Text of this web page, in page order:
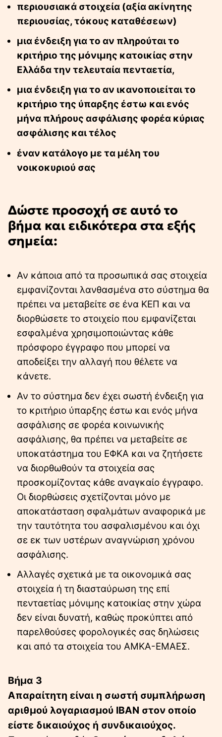
περιουσιακά στοιχεία (αξία ακίνητης
περιουσίας, τόκους καταθέσεων)
μια ένδειξη για το αν πληρούται το
κριτήριο της μόνιμης κατοικίας στην
Ελλάδα την τελευταία πενταετία,
μια ένδειξη για το αν ικανοποιείται το
κριτήριο της ύπαρξης έστω και ενός
μήνα πλήρους ασφάλισης φορέα κύριας
ασφάλισης και τέλος
έναν κατάλογο με τα μέλη του
νοικοκυριού σας
Δώστε προσοχή σε αυτό το
βήμα και ειδικότερα στα εξής
σημεία:
Αν κάποια από τα προσωπικά σας στοιχεία
εμφανίζονται λανθασμένα στο σύστημα θα
πρέπει να μεταβείτε σε ένα ΚΕΠ και να
διορθώσετε το στοιχείο που εμφανίζεται
εσφαλμένα χρησιμοποιώντας κάθε
πρόσφορο έγγραφο που μπορεί να
αποδείξει την αλλαγή που θέλετε να
κάνετε.
Αν το σύστημα δεν έχει σωστή ένδειξη για
το κριτήριο ύπαρξης έστω και ενός μήνα
ασφάλισης σε φορέα κοινωνικής
ασφάλισης, θα πρέπει να μεταβείτε σε
υποκατάστημα του ΕΦΚΑ και να ζητήσετε
να διορθωθούν τα στοιχεία σας
προσκομίζοντας κάθε αναγκαίο έγγραφο.
Οι διορθώσεις σχετίζονται μόνο με
αποκατάσταση σφαλμάτων αναφορικά με
την ταυτότητα του ασφαλισμένου και όχι
σε εκ των υστέρων αναγνώριση χρόνου
ασφάλισης.
Αλλαγές σχετικά με τα οικονομικά σας
στοιχεία ή τη διασταύρωση της επί
πενταετίας μόνιμης κατοικίας στην χώρα
δεν είναι δυνατή, καθώς προκύπτει από
παρελθούσες φορολογικές σας δηλώσεις
και από τα στοιχεία του ΑΜΚΑ-ΕΜΑΕΣ.
Βήμα 3
Απαραίτητη είναι η σωστή συμπλήρωση
αριθμού λογαριασμού IBAN στον οποίο
είστε δικαιούχος ή συνδικαιούχος.